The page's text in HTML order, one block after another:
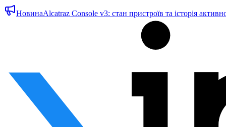
НовинаAlcatraz Console v3: стан пристроїв та історія